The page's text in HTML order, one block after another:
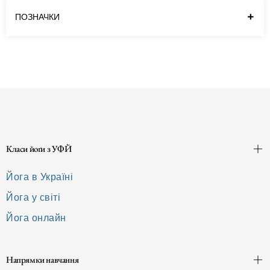
далі
ПОЗНАЧКИ
Класи йоґи з УФЙ
Йога в Україні
Йога у світі
Йога онлайн
Напрямки навчання